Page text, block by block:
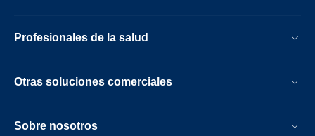
Profesionales de la salud
Otras soluciones comerciales
Sobre nosotros